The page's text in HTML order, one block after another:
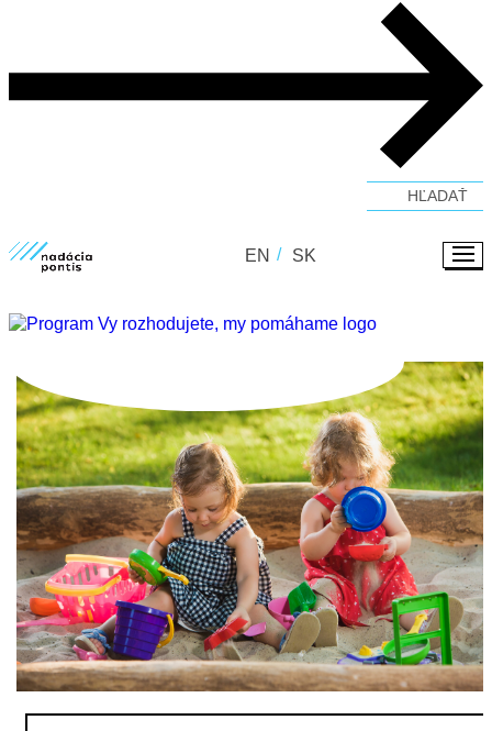
EN SK
Verejné zbierky
Zverejňovanie faktúr a objednávok
#GivingTuesday